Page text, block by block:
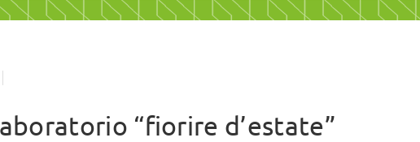
continua a
“fiorire d’estate”